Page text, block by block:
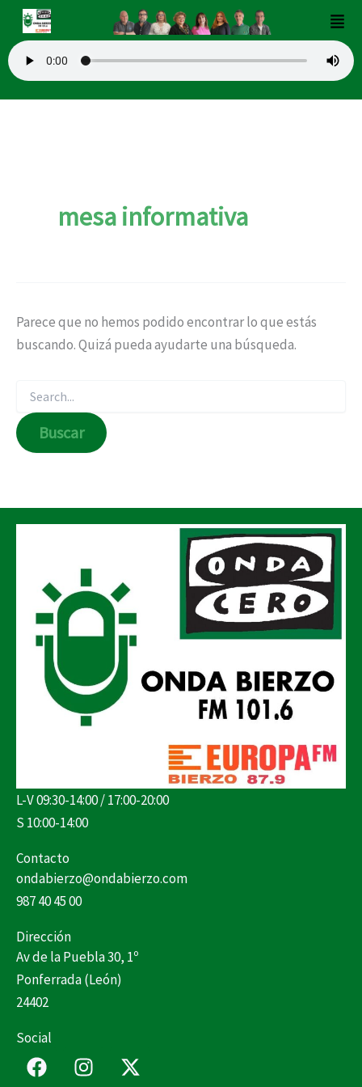
contenido
mesa informativa
Parece que no hemos podido encontrar lo que estás
buscando. Quizá pueda ayudarte una búsqueda.
Buscar
por:
L-V 09:30-14:00 / 17:00-20:00
S 10:00-14:00
Contacto
ondabierzo@ondabierzo.com
987 40 45 00
Dirección
Av de la Puebla 30, 1º
Ponferrada (León)
24402
Social
F
a
I
n
X
-